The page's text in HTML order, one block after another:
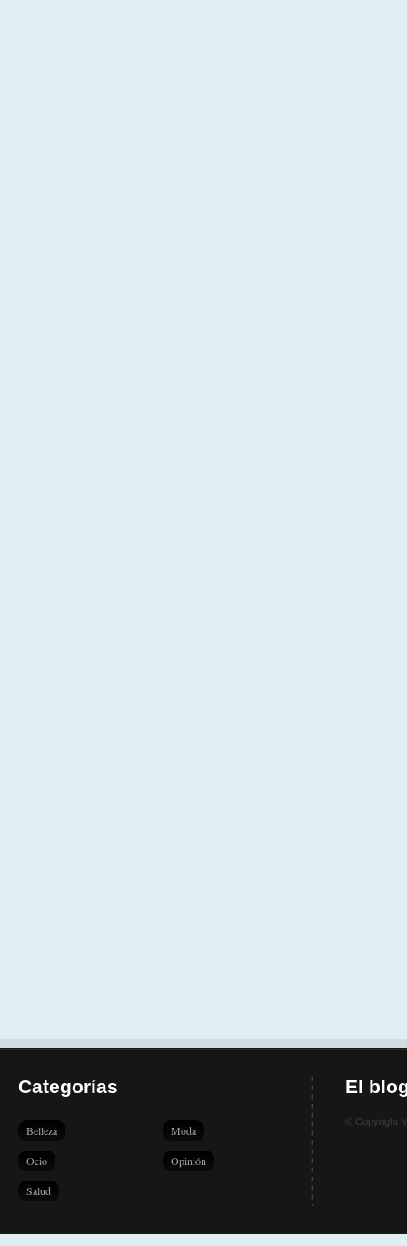
Categorías
Belleza Moda
Ocio Opinión
Salud
El
© Copyright